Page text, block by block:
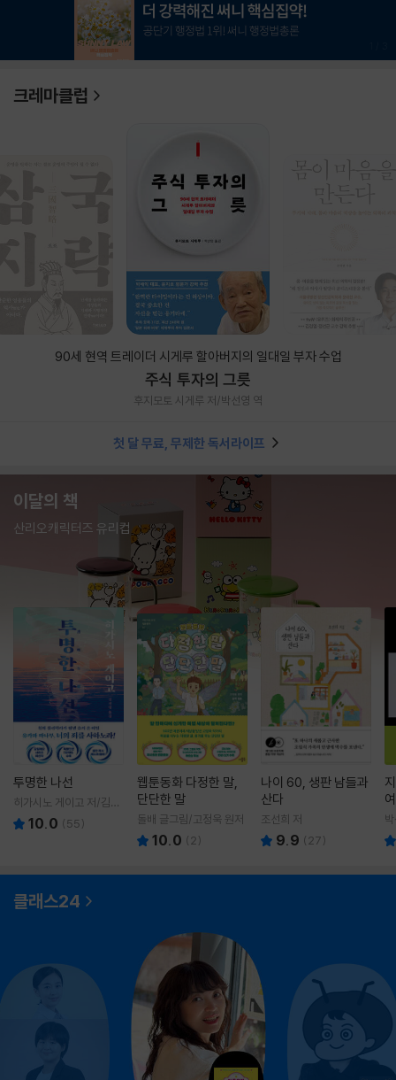
크레마클럽
90세 현역 트레이더 시게루 할아버지의 일대일 부자 수업
주식 투자의 그릇
후지모토 시게루 저/박선영 역
첫 달 무료, 무제한 독서라이프
이달의 책
산리오캐릭터즈 유리컵
투명한 나선
히가시노 게이고 저/김선
영 역10.0 (55)
웹툰동화 다정한 말,
단단한 말
돌배 글그림/고정욱 원저
10.0 ( 2)
나이 60, 생판 남들과
산다
조선희 저
9.9 ( 27)
클래스24